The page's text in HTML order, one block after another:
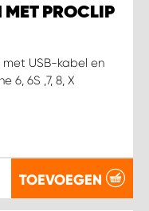
MET PROCLIP
USB-kabel en
6, 6S ,7, 8, X
TOEVOEGEN